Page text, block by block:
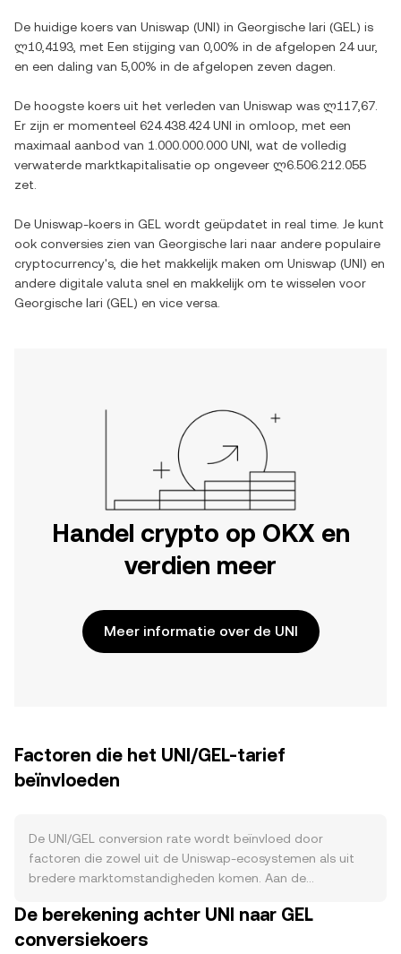
De huidige koers van Uniswap (UNI) in Georgische lari (GEL ) is
ლ10,4193 , met Een stijging van 0,00% in de afgelopen 24 uur,
en een daling van 5,00% in de afgelopen zeven dagen.
De hoogste koers uit het verleden van Uniswap was ლ117,67
Er zijn er momenteel 624.438.424 UNI in omloop, met een
maximaal aanbod van 1.000.000.000 UNI , wat de volledig
verwaterde marktkapitalisatie op ongeveer ლ6.506.212.055
zet.
De Uniswap-koers in GEL wordt geüpdatet in real time. Je kunt
ook conversies zien van Georgische lari naar andere populaire
cryptocurrency's, die het makkelijk maken om Uniswap (UNI) en
andere digitale valuta snel en makkelijk om te wisselen voor
Georgische lari (GEL ) en vice versa.
Handel crypto op OKX en
verdien meer
Meer informatie over de UNI
Factoren die het UNI/GEL-tarief
beïnvloeden
De UNI/GEL conversion rate wordt beïnvloed door
factoren die zowel uit de Uniswap‑ecosystemen als uit
bredere marktomstandigheden komen. Aan de
protocolmatige halvering of verbranden; de circulatie
wordt vooral gestuurd door toewijzingen uit de
De berekening achter UNI naar GEL
conversiekoers